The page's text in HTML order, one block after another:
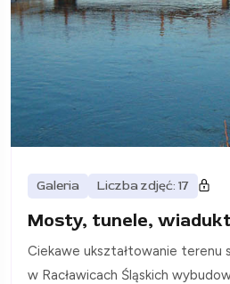
Galeria Liczba zdjęć: 17
Mosty, tunele,
Ciekawe ukształtowanie terenu
w Racławicach Śląskich